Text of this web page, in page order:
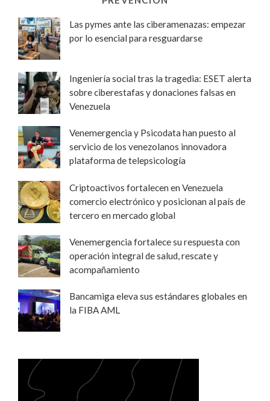
Las pymes ante las ciberamenazas: empezar
por lo esencial para resguardarse
Ingeniería social tras la tragedia: ESET alerta
sobre ciberestafas y donaciones falsas en
Venezuela
Venemergencia y Psicodata han puesto al
servicio de los venezolanos innovadora
plataforma de telepsicología
Criptoactivos fortalecen en Venezuela
comercio electrónico y posicionan al país de
tercero en mercado global
Venemergencia fortalece su respuesta con
operación integral de salud, rescate y
acompañamiento
Bancamiga eleva sus estándares globales en
la FIBA AML